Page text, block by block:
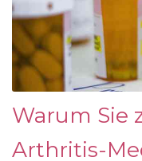
Warum Sie
Arthritis-